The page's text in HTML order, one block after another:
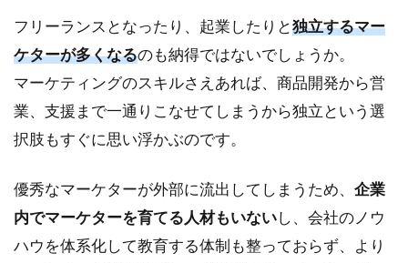
ィン
して
考え
4
マ
ケ
タ
ー
の
フリーランスとなったり、起業したりと独立するマー
ケターが多くなるのも納得ではないでしょうか。
マーケティングのスキルさえあれば、商品開発から営
業、支援まで一通りこなせてしまうから独立という選
択肢もすぐに思い浮かぶのです。
優秀なマーケターが外部に流出してしまうため、 企業
内でマーケターを育てる人材もいないし、会社のノウ
ハウを体系化して教育する体制も整っておらず、より